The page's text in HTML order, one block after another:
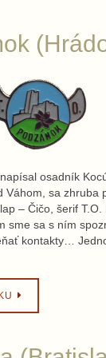
osadník
Váhom, sa zhruba
– Čičo, šerif T.O.
sme sa s ním
kontakty…